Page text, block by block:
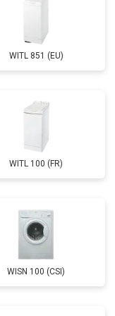
WITL 851 (EU)
WITL 100 (FR)
WISN 100 (CSI)